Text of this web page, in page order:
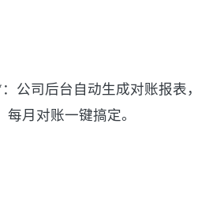
公司后台自动生成对账报表，
月对账一键搞定。